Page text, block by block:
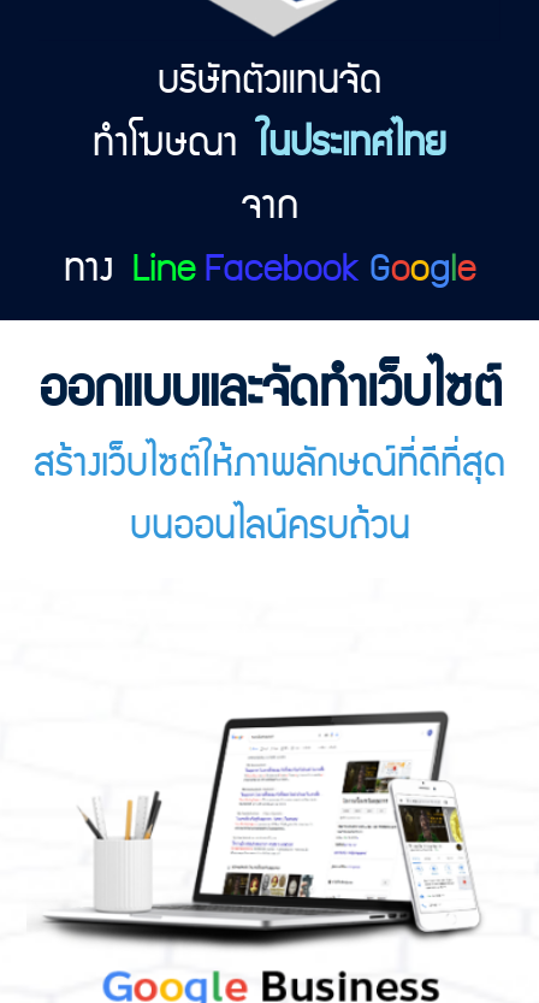
บริษัทตัวแทนจัด
ทำโฆษณา ในประเทศไทย
จาก
ทาง LineFacebookGoogle
ออกแบบและจัดทำเว็บไซต์
สร้างเว็บไซต์ให้ภาพลักษณ์ที่ดีที่สุด
บนออนไลน์ครบถ้วน